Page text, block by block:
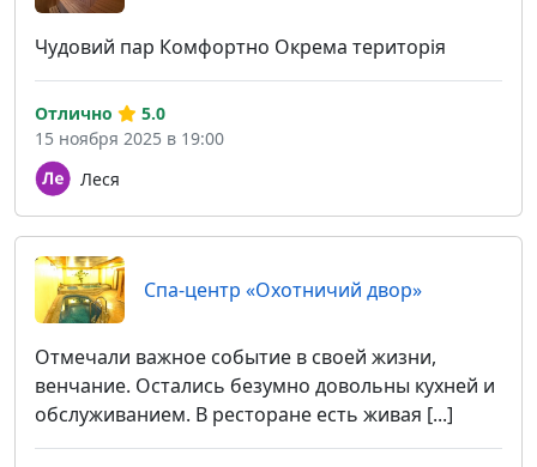
Чудовий пар Комфортно Окрема територія
Леся
Отлично
5.0
15 ноября 2025 в 19:00
Спа-центр «Охотничий двор»
Отмечали важное событие в своей жизни,
венчание. Остались безумно довольны кухней и
обслуживанием. В ресторане есть живая [...]